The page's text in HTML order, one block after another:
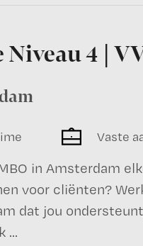
4 |
Vaste
in Amsterdam
voor cliënten?
dat jou
...